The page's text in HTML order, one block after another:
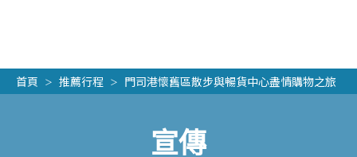
首頁 推薦行程 門司港懷舊區散步與暢貨中心盡情購物之旅
宣傳